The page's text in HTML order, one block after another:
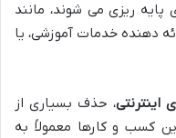
پایه ریزی می شوند، مانند
دهنده خدمات آموزشی، یا
اینترنتی، حذف بسیاری از
کسب و کارها معمولاً به